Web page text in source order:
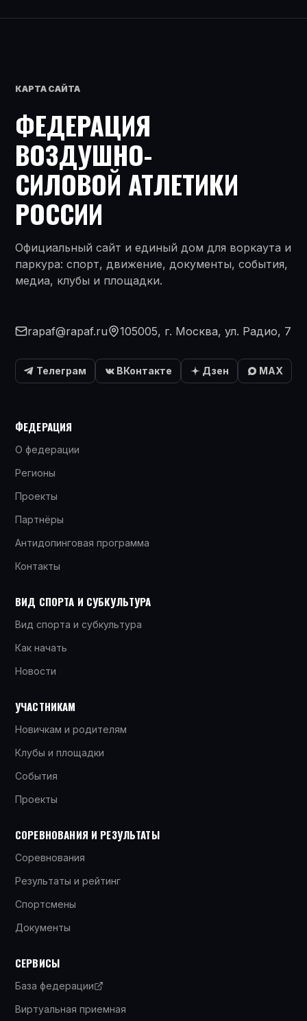
КАРТА САЙТА
ФЕДЕРАЦИЯ
ВОЗДУШНО-
СИЛОВОЙ АТЛЕТИКИ
РОССИИ
Официальный сайт и единый дом для воркаута и
паркура: спорт, движение, документы, события,
медиа, клубы и площадки.
rapaf@rapaf.ru 105005, г. Москва, ул. Радио, 7
Телеграм ВКонтакте Дзен MAX
ФЕДЕРАЦИЯ
О федерации
Регионы
Проекты
Партнёры
Антидопинговая программа
Контакты
ВИД СПОРТА И СУБКУЛЬТУРА
Вид спорта и субкультура
Как начать
Новости
УЧАСТНИКАМ
Новичкам и родителям
Клубы и площадки
События
Проекты
СОРЕВНОВАНИЯ И РЕЗУЛЬТАТЫ
Соревнования
Результаты и рейтинг
Спортсмены
Документы
СЕРВИСЫ
База федерации
Виртуальная приемная